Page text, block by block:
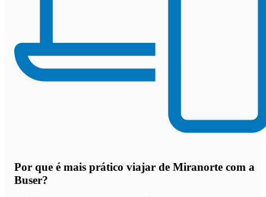
Por que é mais prático viajar de Miranorte com a
Buser?